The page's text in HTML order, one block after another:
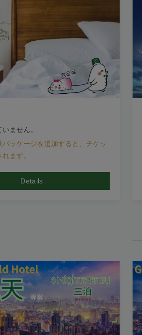
ません。
ッケージを追加すると、チケッ
ます。
Details